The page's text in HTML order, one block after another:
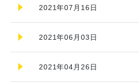
2021年07月16日
2021年06月03日
2021年04月26日